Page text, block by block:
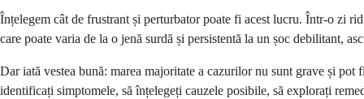
Înțelegem cât de frustrant și perturbator poate fi acest lucru. Într-o zi
care poate varia de la o jenă surdă și persistentă la un șoc debilitant,
Dar iată vestea bună: marea majoritate a cazurilor nu sunt grave și
identificați simptomele, să înțelegeți cauzele posibile, să explorați